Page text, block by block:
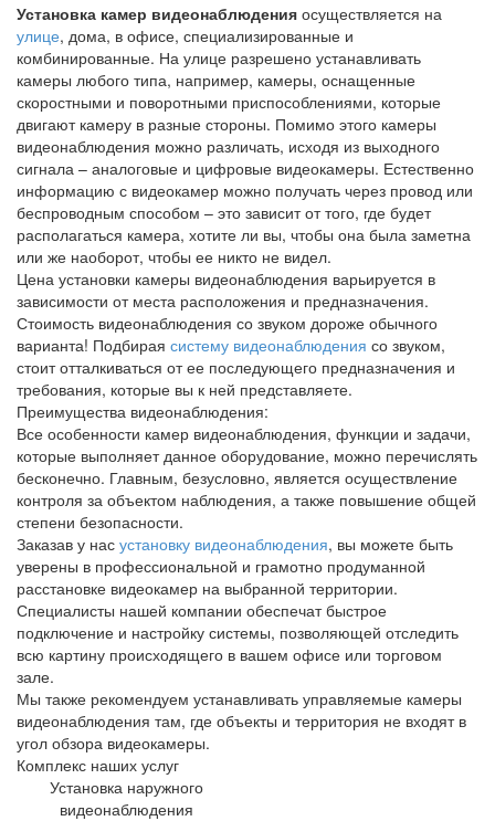
Установка камер видеонаблюдения осуществляется на
улице, дома, в офисе, специализированные и
комбинированные. На улице разрешено устанавливать
камеры любого типа, например, камеры, оснащенные
скоростными и поворотными приспособлениями, которые
двигают камеру в разные стороны. Помимо этого камеры
видеонаблюдения можно различать, исходя из выходного
сигнала – аналоговые и цифровые видеокамеры. Естественно
информацию с видеокамер можно получать через провод или
беспроводным способом – это зависит от того, где будет
располагаться камера, хотите ли вы, чтобы она была заметна
или же наоборот, чтобы ее никто не видел.
Цена установки камеры видеонаблюдения варьируется в
зависимости от места расположения и предназначения.
Стоимость видеонаблюдения со звуком дороже обычного
варианта! Подбирая систему видеонаблюдения со звуком,
стоит отталкиваться от ее последующего предназначения и
требования, которые вы к ней представляете.
Преимущества видеонаблюдения:
Все особенности камер видеонаблюдения, функции и задачи,
которые выполняет данное оборудование, можно перечислять
бесконечно. Главным, безусловно, является осуществление
контроля за объектом наблюдения, а также повышение общей
степени безопасности.
Заказав у нас установку видеонаблюдения, вы можете быть
уверены в профессиональной и грамотно продуманной
расстановке видеокамер на выбранной территории.
Специалисты нашей компании обеспечат быстрое
подключение и настройку системы, позволяющей отследить
всю картину происходящего в вашем офисе или торговом
зале.
Мы также рекомендуем устанавливать управляемые камеры
видеонаблюдения там, где объекты и территория не входят в
угол обзора видеокамеры.
Комплекс наших услуг
Установка наружного
видеонаблюдения